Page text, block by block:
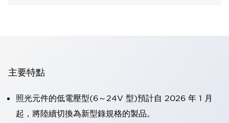
主要特點
照光元件的低電壓型(6～24V 型)預計自 2026 年 1 月
起，將陸續切換為新型錄規格的製品。